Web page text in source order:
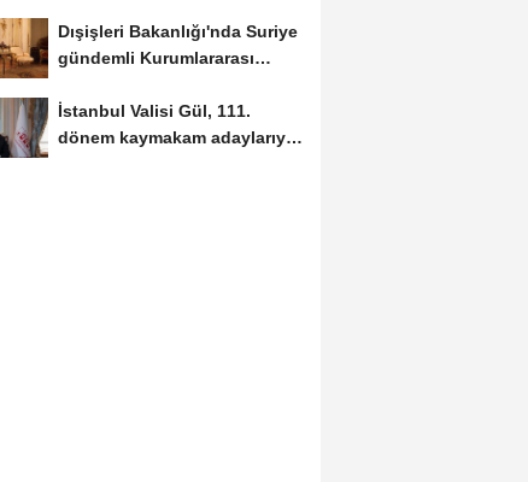
Dışişleri Bakanlığı'nda Suriye
gündemli Kurumlararası
İstanbul Valisi Gül, 111.
dönem kaymakam adaylarıyla